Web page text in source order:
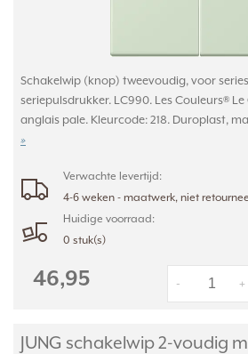
Schakelwip (knop) tweevoudig, voor
seriepulsdrukker. LC990. Les Couleurs®
anglais pale. Kleurcode: 218. Duroplast,
»
Verwachte levertijd:
4-6 weken - maatwerk, niet
Huidige voorraad:
0 stuk(s)
46,95 +
-
JUNG schakelwip 2-voudig